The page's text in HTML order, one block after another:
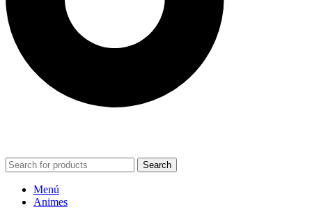
Search
Menú
Animes